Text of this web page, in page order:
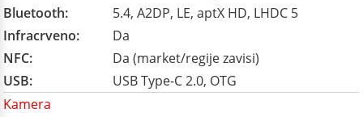
Bluetooth:
5.4, A2DP, LE, aptX HD, LHDC 5
Infracrveno:
Da
NFC:
Da (market/regije zavisi)
USB:
USB Type-C 2.0, OTG
Kamera